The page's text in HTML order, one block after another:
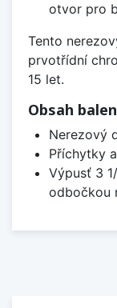
otvor pro
Tento
prvotřídní
15 let.
Obsah
Nerezový
Příchytky
Výpusť 3
odbočkou